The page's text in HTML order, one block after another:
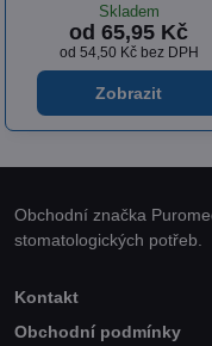
Skladem
od 53,85 Kč
od 44,50 Kčbez DPH
Zobrazit
Obchodní značka
stomatologických potřeb.
Kontakt
Obchodní podmínky